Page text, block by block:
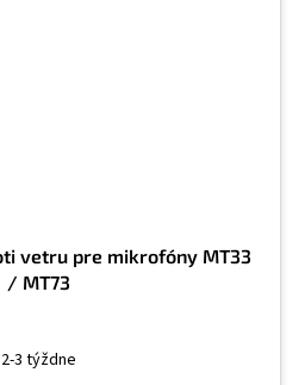
vetru pre mikrofóny MT33
/ MT73
2-3 týždne